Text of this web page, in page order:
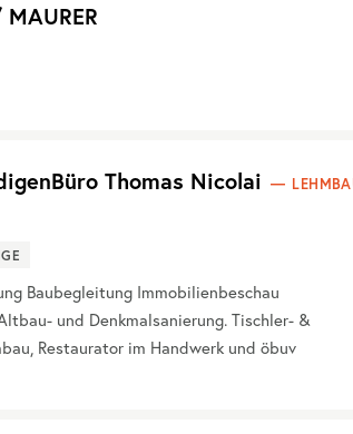
Thomas Nicolai
Baubegleitung Immobilienbeschau
und Denkmalsanierung. Tischler- &
Restaurator im Handwerk und öbuv